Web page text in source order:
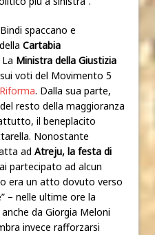
spaccano e
Cartabia
Ministra della Giustizia
voti del Movimento 5
Riforma. Dalla sua parte,
resto della maggioranza
il beneplacito
Nonostante
ad Atreju, la festa di
partecipato ad alcun
era un atto dovuto verso
– nelle ultime ore la
da Giorgia Meloni
invece rafforzarsi